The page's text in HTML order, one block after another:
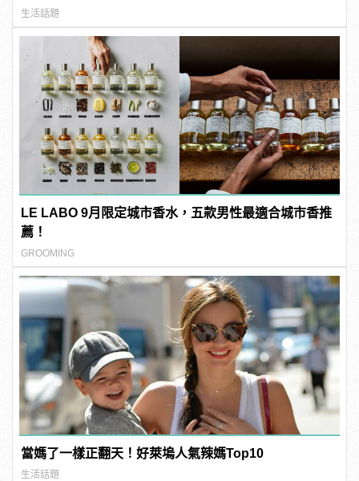
生活話題
LE LABO 9月限定城市香水，五款男性最適合城市香推
薦！
GROOMING
當媽了一樣正翻天！好萊塢人氣辣媽Top10
生活話題